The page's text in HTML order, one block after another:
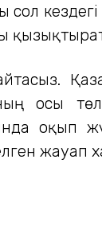
осы
оқып
жауап